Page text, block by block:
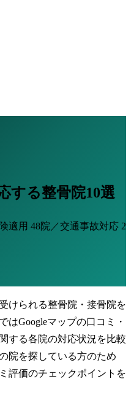
する整骨院10選
適用 48院 ／交通事故対応 2
けられる整骨院・接骨院を
はGoogleマップの口コミ・
する各院の対応状況を比較
院を探している方のため
評価のチェックポイントを